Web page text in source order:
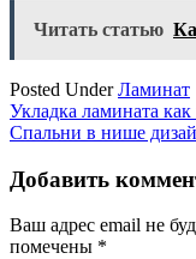
Читать статью
Posted UnderЛаминат
Навигация
по
записям
Укладка ламината
Спальни в нише
Добавить
Ваш адрес email не
помечены *